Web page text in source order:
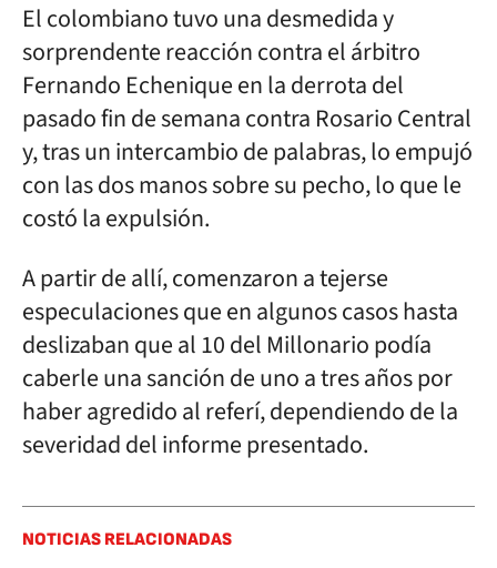
El colombiano tuvo una desmedida y
sorprendente reacción contra el árbitro
Fernando Echenique en la derrota del
pasado fin de semana contra Rosario Central
y, tras un intercambio de palabras, lo empujó
con las dos manos sobre su pecho, lo que le
costó la expulsión.
A partir de allí, comenzaron a tejerse
especulaciones que en algunos casos hasta
deslizaban que al 10 del Millonario podía
caberle una sanción de uno a tres años por
haber agredido al referí, dependiendo de la
severidad del informe presentado.
NOTICIAS RELACIONADAS